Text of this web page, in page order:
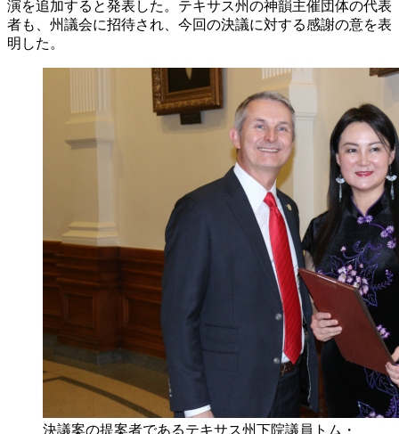
演を追加すると発表した。テキサス州の神韻主催団体の代表
者も、州議会に招待され、今回の決議に対する感謝の意を表
明した。
決議案の提案者であるテキサス州下院議員トム・